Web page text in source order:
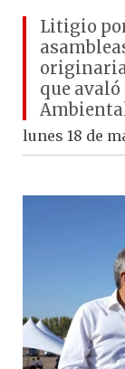
Litigio
que
lunes 18 de